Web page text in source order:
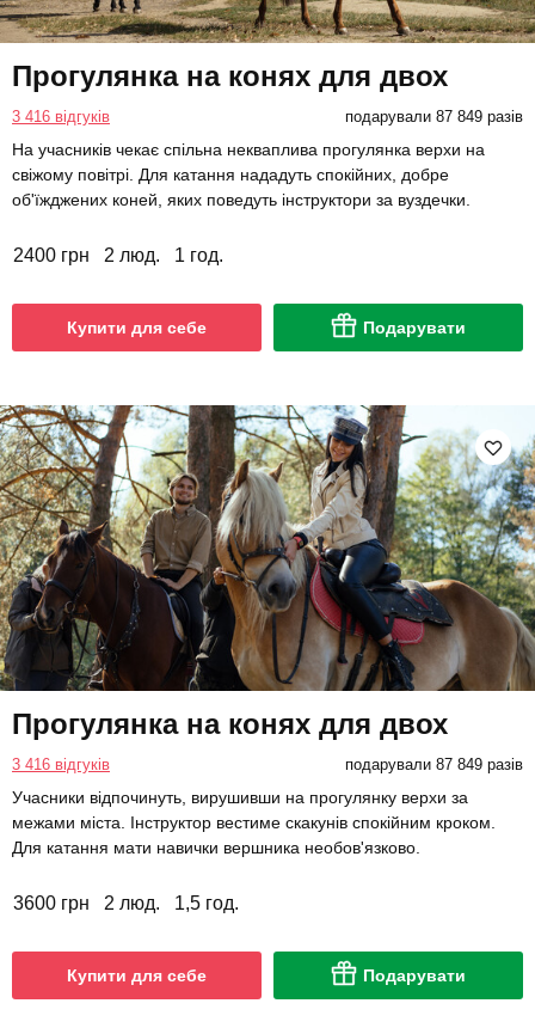
Прогулянка на конях для двох
3 416 відгуків подарували 87 849 разів
На учасників чекає спільна некваплива прогулянка верхи на
свіжому повітрі. Для катання нададуть спокійних, добре
об'їжджених коней, яких поведуть інструктори за вуздечки.
2400 грн 2 люд. 1 год.
Купити для себе Подарувати
Прогулянка на конях для двох
3 416 відгуків подарували 87 849 разів
Учасники відпочинуть, вирушивши на прогулянку верхи за
межами міста. Інструктор вестиме скакунів спокійним кроком.
Для катання мати навички вершника необов'язково.
3600 грн 2 люд. 1,5 год.
Купити для себе Подарувати